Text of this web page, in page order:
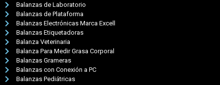
Balanzas de Laboratorio
Balanzas de Plataforma
Balanzas Electrónicas Marca Excell
Balanzas Etiquetadoras
Balanza Veterinaria
Balanza Para Medir Grasa Corporal
Balanzas Grameras
Balanzas con Conexión a PC
Balanzas Pediátricas